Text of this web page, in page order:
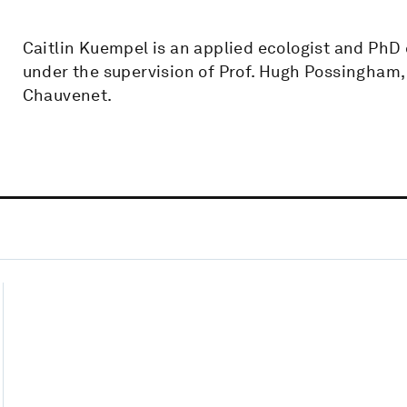
Caitlin Kuempel is an applied ecologist and
under the supervision of Prof. Hugh
Chauvenet.